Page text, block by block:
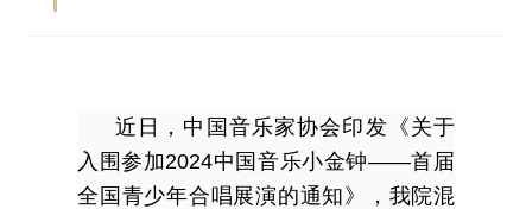
近日，中国音乐家协会印发《关于
入围参加2024中国音乐小金钟——首届
全国青少年合唱展演的通知》，我院混